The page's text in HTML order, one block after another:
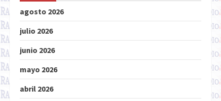
agosto 2026
julio 2026
junio 2026
mayo 2026
abril 2026